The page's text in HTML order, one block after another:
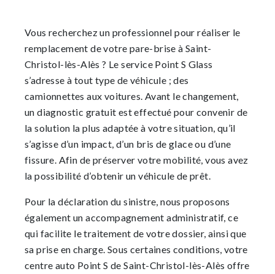
Vous recherchez un professionnel pour réaliser le
remplacement de votre pare-brise à Saint-
Christol-lès-Alès ? Le service Point S Glass
s’adresse à tout type de véhicule ; des
camionnettes aux voitures. Avant le changement,
un diagnostic gratuit est effectué pour convenir de
la solution la plus adaptée à votre situation, qu’il
s’agisse d’un impact, d’un bris de glace ou d’une
fissure. Afin de préserver votre mobilité, vous avez
la possibilité d’obtenir un véhicule de prêt.
Pour la déclaration du sinistre, nous proposons
également un accompagnement administratif, ce
qui facilite le traitement de votre dossier, ainsi que
sa prise en charge. Sous certaines conditions, votre
centre auto Point S de Saint-Christol-lès-Alès offre